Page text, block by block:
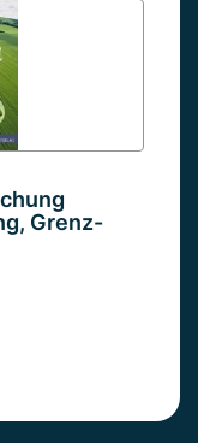
Grenz-